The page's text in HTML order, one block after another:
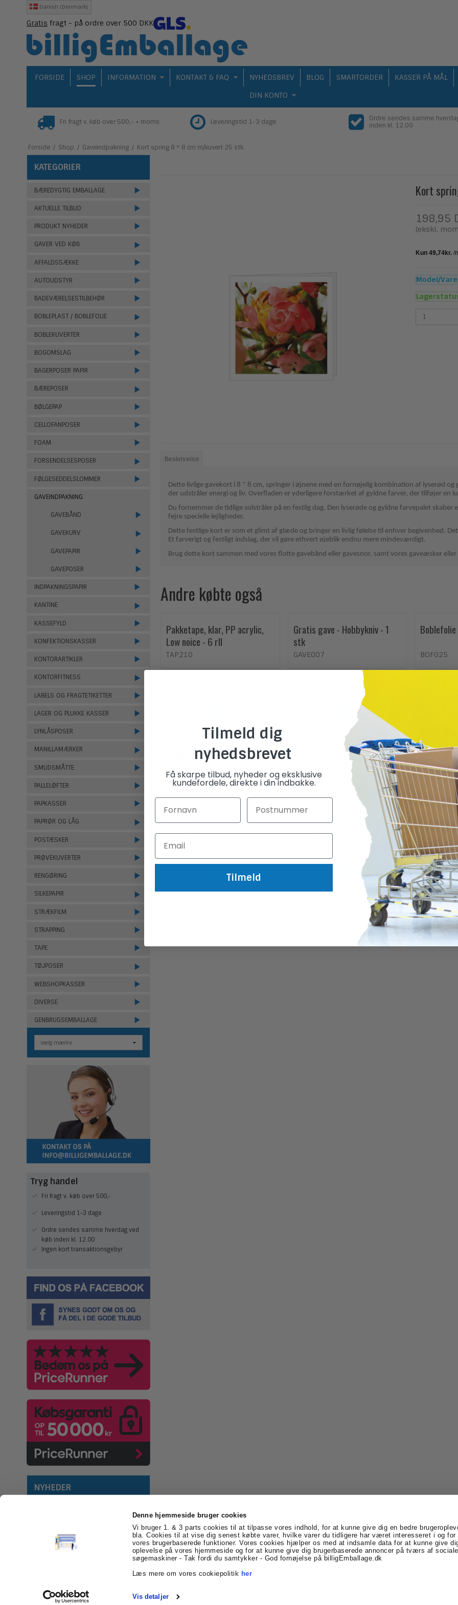
Denne hjemmeside bruger cookies
Vi bruger 1. & 3 parts cookies til at tilpasse vores indhold, for at kunne give dig en bedre
bla. Cookies til at vise dig senest købte varer, hvilke varer du tidligere har været interesseret i og for
vores brugerbaserede funktioner. Vores cookies hjælper os med at indsamle data for at kunne give
oplevelse på vores hjemmeside og for at kunne give dig brugerbaserede annoncer på tværs af
søgemaskiner - Tak fordi du samtykker - God fornøjelse på billigEmballage.dk
Læs mere om vores cookiepolitik her
Vis detaljer
Danish (Denmark)
Gratis fragt - på ordre over 500 DKK
FORSIDE SHOP INFORMATION KONTAKT & FAQ NYHEDSBREV BLOG SMARTORDER KASSER PÅ MÅL
DIN KONTO
Fri fragt v. køb over 500,- + moms Leveringstid 1-3 dage
Ordre sendes samme
inden kl. 12.00
Forside / Shop / Gaveindpakning / Kort spring 8 * 8 cm m/kuvert 25 stk.
KATEGORIER
BÆREDYGTIG EMBALLAGE
AKTUELLE TILBUD
PRODUKT NYHEDER
GAVER VED KØB
AFFALDSSÆKKE
AUTOUDSTYR
BADEVÆRELSESTILBEHØR
BOBLEPLAST / BOBLEFOLIE
BOBLEKUVERTER
BOGOMSLAG
BAGERPOSER PAPIR
BÆREPOSER
BØLGEPAP
CELLOFANPOSER
FOAM
FORSENDELSESPOSER
FØLGESEDDELSLOMMER
GAVEINDPAKNING
GAVEBÅND
GAVEKURV
GAVEPAPIR
GAVEPOSER
INDPAKNINGSPAPIR
KANTINE
KASSEFYLD
KONFEKTIONSKASSER
KONTORARTIKLER
KONTORFITNESS
LABELS OG FRAGTETIKETTER
LAGER OG PLUKKE KASSER
LYNLÅSPOSER
MANILLAMÆRKER
SMUDSMÅTTE
PALLELØFTER
PAPKASSER
PAPRØR OG LÅG
POSTÆSKER
PRØVEKUVERTER
RENGØRING
SILKEPAPIR
STRÆKFILM
STRAPPING
TAPE
TØJPOSER
WEBSHOPKASSER
DIVERSE
GENBRUGSEMBALLAGE
Tryg handel
Fri fragt v. køb over 500,-
Leveringstid 1-3 dage
Ordre sendes samme hverdag ved
køb inden kl. 12.00
Ingen kort transaktionsgebyr
NYHEDER
Kort
198,95
(ekskl.
Model/
Beskrivelse
Dette livlige gavekort i 8 * 8 cm, springer i øjnene med en fornøjelig kombination af lyserød
der udstråler energi og liv. Overfladen er yderligere forstærket af gyldne farver, der tilføjer en
Du fornemmer de tidlige solstråler på en festlig dag. Den lyserøde og gyldne farvepalet
fejre specielle lejligheder.
Dette festlige kort er som et glimt af glæde og bringer en livlig følelse til enhver begivenhed.
Et farverigt og festligt indslag, der vil gøre ethvert øjeblik endnu mere mindeværdigt.
Brug dette kort sammen med vores flotte gavebånd eller gavesnor, samt vores gaveæsker eller
Andre købte også
Pakketape, klar, PP acrylic,
Low noice - 6 rll
TAP210
Gratis gave - Hobbykniv - 1
stk
GAVE007
Køb
BOF025
Relaterede produkter
Kort lilla m/kuvert 8 * 8 cm.
25 stk.
K907250
198,95 DKK
Køb
Kort hvid blomst m/kuvert 8
* 8 cm 25 stk.
K907114
Kort
cm. 25
K907253
198,75
(ekskl.
billigEmballage.dk Farvergården 2 6541 Bevtoft Denmark Telefonnr.: 69170005 E-mail :
Facebook
Linkedin
Tilmeld dig
nyhedsbrevet
Få skarpe tilbud, nyheder og eksklusive
kundefordele, direkte i din indbakke.
Tilmeld